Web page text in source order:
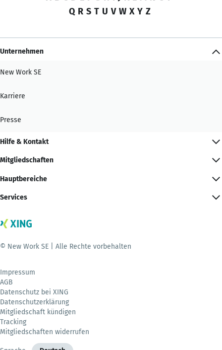
Q R S T U V W X Y Z
Unternehmen
New Work SE
Karriere
Presse
Hilfe & Kontakt
Mitgliedschaften
Hauptbereiche
Services
© New Work SE | Alle Rechte vorbehalten
Impressum
AGB
Datenschutz bei XING
Datenschutzerklärung
Mitgliedschaft kündigen
Tracking
Mitgliedschaften widerrufen